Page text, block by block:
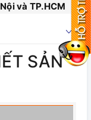
và TP.HCM
SẢN